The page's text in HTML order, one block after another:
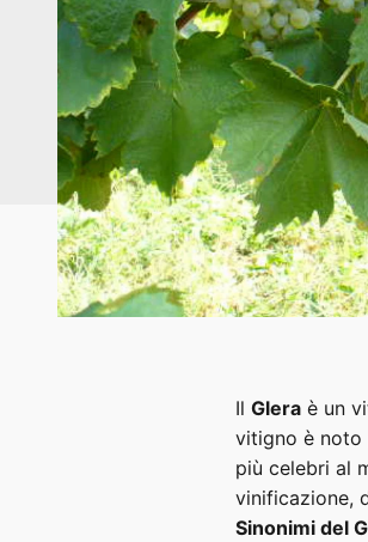
Il Glera è un
vitigno è noto
più celebri al
vinificazione,
Sinonimi del